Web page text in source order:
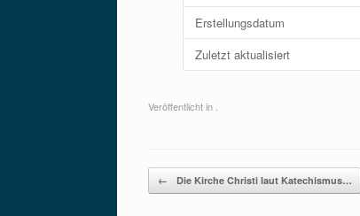
Erstellungsdatum
Zuletzt aktualisiert
Veröffentlicht in .
Beitragsnavigation
← Die Kirche Christi laut Katechismus…